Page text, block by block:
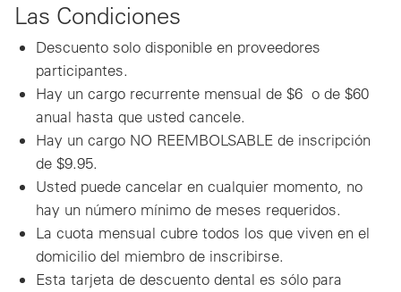
Las Condiciones
Descuento solo disponible en proveedores
participantes.
Hay un cargo recurrente mensual de $6 o de $60
anual hasta que usted cancele.
Hay un cargo NO REEMBOLSABLE de inscripción
de $9.95.
Usted puede cancelar en cualquier momento, no
hay un número mínimo de meses requeridos.
La cuota mensual cubre todos los que viven en el
domicilio del miembro de inscribirse.
Esta tarjeta de descuento dental es sólo para